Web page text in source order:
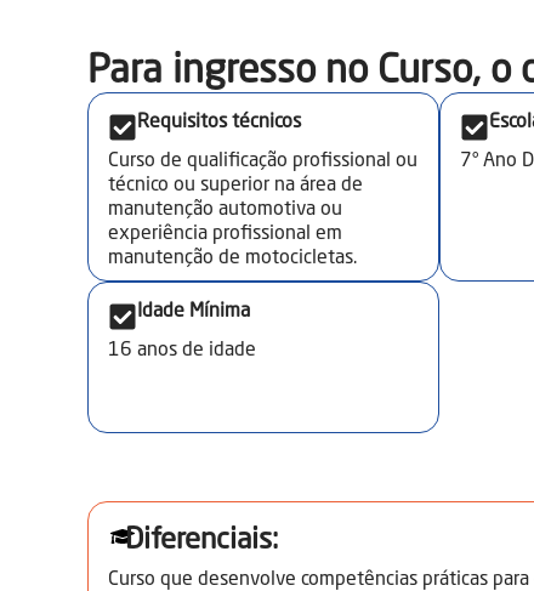
Para ingresso no Curso, o
Requisitos técnicos
Curso de qualificação profissional ou
técnico ou superior na área de
manutenção automotiva ou
experiência profissional em
manutenção de motocicletas.
7° Ano
Idade Mínima
16 anos de idade
Diferenciais:
Curso que desenvolve competências práticas